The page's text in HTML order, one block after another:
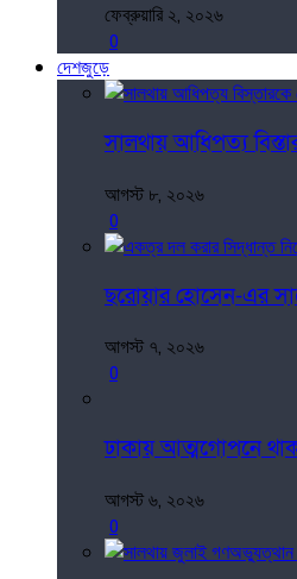
ফেব্রুয়ারি ২, ২০২৬
0
দেশজুড়ে
সালথায় আধিপত্য
আগস্ট ৮, ২০২৬
0
ছরোয়ার হোসেন-এর
আগস্ট ৭, ২০২৬
0
ঢাকায় আত্মগোপনে
আগস্ট ৬, ২০২৬
0